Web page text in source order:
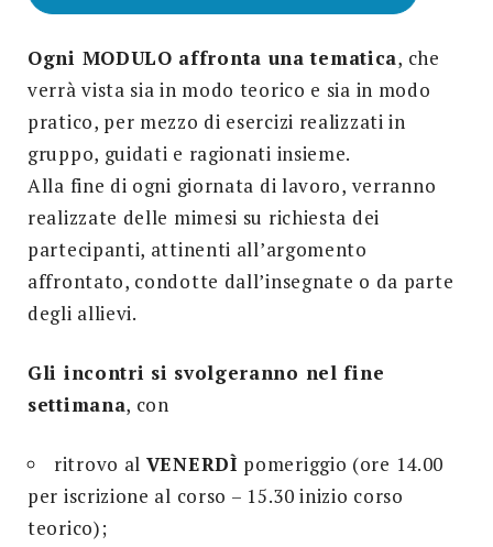
Ogni MODULO affronta una tematica, che
verrà vista sia in modo teorico e sia in modo
pratico, per mezzo di esercizi realizzati in
gruppo, guidati e ragionati insieme.
Alla fine di ogni giornata di lavoro, verranno
realizzate delle mimesi su richiesta dei
partecipanti, attinenti all’argomento
affrontato, condotte dall’insegnate o da parte
degli allievi.
Gli incontri si svolgeranno nel fine
settimana, con
ritrovo al VENERDÌ pomeriggio (ore 14.00
per iscrizione al corso – 15.30 inizio corso
teorico);